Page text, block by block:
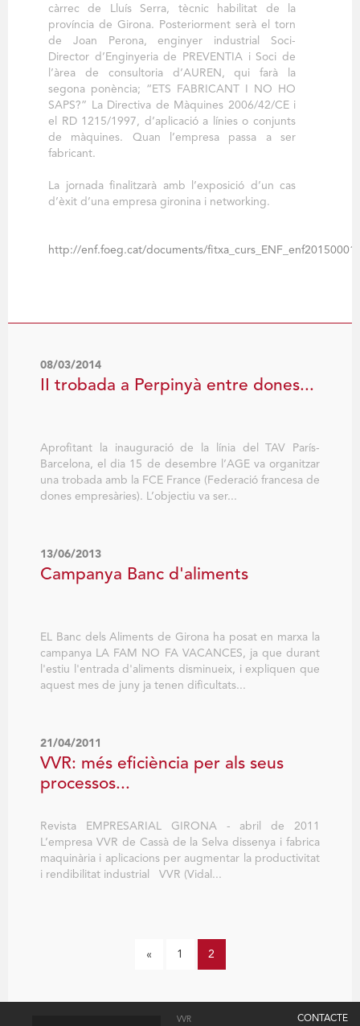
càrrec de Lluís Serra, tècnic habilitat de la
província de Girona. Posteriorment serà el torn
de Joan Perona, enginyer industrial Soci-
Director d’Enginyeria de PREVENTIA i Soci de
l’àrea de consultoria d’AUREN, qui farà la
segona ponència; “ETS FABRICANT I NO HO
SAPS?” La Directiva de Màquines 2006/42/CE i
el RD 1215/1997, d’aplicació a línies o conjunts
de màquines. Quan l’empresa passa a ser
fabricant.
La jornada finalitzarà amb l’exposició d’un cas
d’èxit d’una empresa gironina i networking.
http://enf.foeg.cat/documents/
08/03/2014
II trobada a Perpinyà entre dones...
Aprofitant la inauguració de la línia del TAV París-
Barcelona, el dia 15 de desembre l’AGE va organitzar
una trobada amb la FCE France (Federació francesa de
dones empresàries). L’objectiu va ser...
13/06/2013
Campanya Banc d'aliments
EL Banc dels Aliments de Girona ha posat en marxa la
campanya LA FAM NO FA VACANCES, ja que durant
l'estiu l'entrada d'aliments disminueix, i expliquen que
aquest mes de juny ja tenen dificultats...
21/04/2011
VVR: més eficiència per als seus
processos...
Revista EMPRESARIAL GIRONA - abril de 2011
L’empresa VVR de Cassà de la Selva dissenya i fabrica
maquinària i aplicacions per augmentar la productivitat
i rendibilitat industrial VVR (Vidal...
« 1 2
CONTACTE
VVR